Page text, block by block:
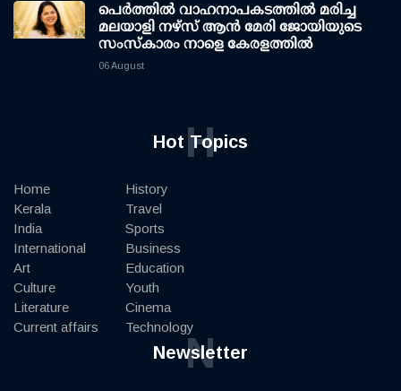
പെർത്തിൽ വാഹനാപകടത്തിൽ മരിച്ച
മലയാളി നഴ്സ് ആൻ മേരി ജോയിയുടെ
സംസ്കാരം നാളെ കേരളത്തിൽ
06 August
Hot Topics
H
Home
Kerala
India
International
Art
Culture
Literature
Current affairs
History
Travel
Sports
Business
Education
Youth
Cinema
Technology
Newsletter
N